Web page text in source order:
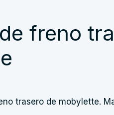
freno
trasero de mobylette.